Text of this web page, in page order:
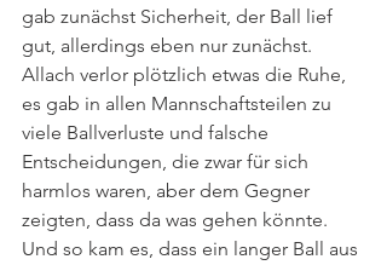
gab zunächst Sicherheit, der Ball lief
gut, allerdings eben nur zunächst.
Allach verlor plötzlich etwas die Ruhe,
es gab in allen Mannschaftsteilen zu
viele Ballverluste und falsche
Entscheidungen, die zwar für sich
harmlos waren, aber dem Gegner
zeigten, dass da was gehen könnte.
Und so kam es, dass ein langer Ball aus